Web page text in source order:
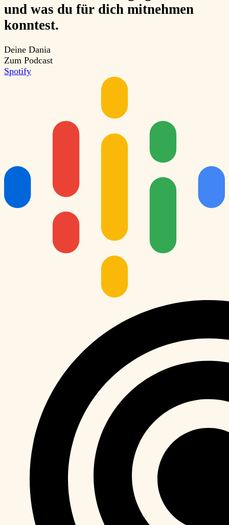
und was du für dich mitnehmen
konntest.
Deine Dania
Zum Podcast
Spotify